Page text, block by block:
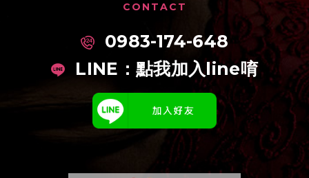
CONTACT
0983-174-648
LINE： 點我加入line唷